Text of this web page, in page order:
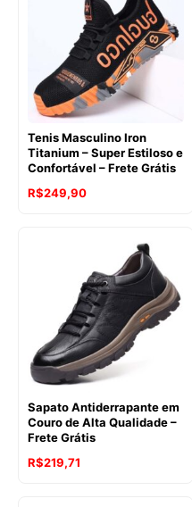
Tenis Masculino Iron
Titanium – Super Estiloso e
Confortável – Frete Grátis
R$249,90
Sapato Antiderrapante em
Couro de Alta Qualidade –
Frete Grátis
R$219,71